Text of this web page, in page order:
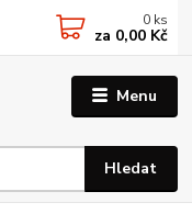
Menu
Hledat
0 ks
za 0,00 Kč